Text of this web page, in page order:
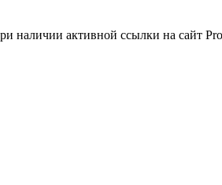
наличии активной ссылки на сайт